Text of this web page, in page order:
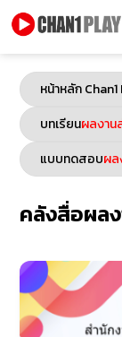
หน้าหลัก
บทเรียนผลงาน
แบบทดสอบผล
คลังสื่อผล